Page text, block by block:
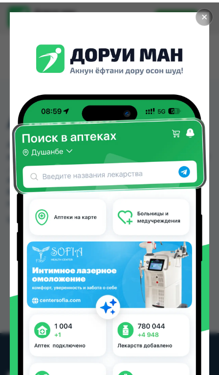
✕
Доруи ман
Установить
АДИПИН ТБ 5МГ №30
АДИПИН ТБ 5МГ №30 можно купить или
заказать в аптеках, Абубакри Карим, АЗИЗ ВАКО
, Алишер-К, Аптека оптовый 24, Аптека Рецепт,
Аптека Эвалар " 9км ", Асия фарм по цене от
62.40 TJS до 77.40 TJS в Душанбе и других
Цена: от62.40 TJS